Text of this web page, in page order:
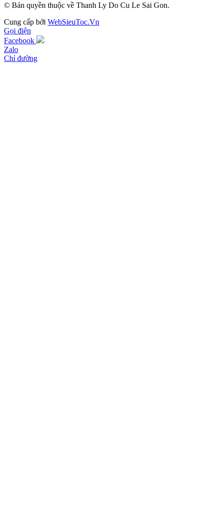
© Bản quyền thuộc về Thanh Ly Do Cu Le Sai Gon.
Cung cấp bởi WebSieuToc.Vn
Gọi điện
Facebook
Zalo
Chỉ đường